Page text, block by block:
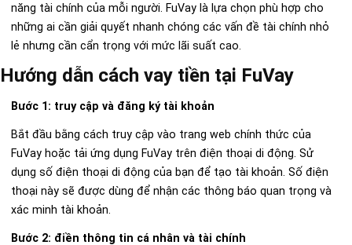
năng tài chính của mỗi người. FuVay là lựa chọn phù hợp cho
những ai cần giải quyết nhanh chóng các vấn đề tài chính nhỏ
lẻ nhưng cần cẩn trọng với mức lãi suất cao.
Hướng dẫn cách vay tiền tại FuVay
Bước 1: truy cập và đăng ký tài khoản
Bắt đầu bằng cách truy cập vào trang web chính thức của
FuVay hoặc tải ứng dụng FuVay trên điện thoại di động. Sử
dụng số điện thoại di động của bạn để tạo tài khoản. Số điện
thoại này sẽ được dùng để nhận các thông báo quan trọng và
xác minh tài khoản.
Bước 2: điền thông tin cá nhân và tài chính